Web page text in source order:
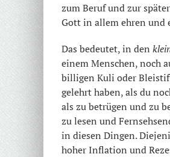
zum Beruf und zur
Gott in allem ehren und
Das bedeutet, in den
einem Menschen, noch
billigen Kuli oder
gelehrt haben, als du
als zu betrügen und zu
zu lesen und
in diesen Dingen.
hoher Inflation und